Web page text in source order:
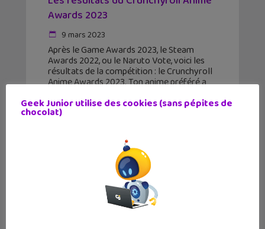
Awards 2023
9 mars 2023
Après le Game Awards 2023, le Steam
Awards 2022, ou le Naruto Vote, voici les
résultats de la compétition : le Crunchyroll
Anime Awards 2023. Ton anime préféré a
Geek Junior utilise des cookies (sans pépites de
chocolat)